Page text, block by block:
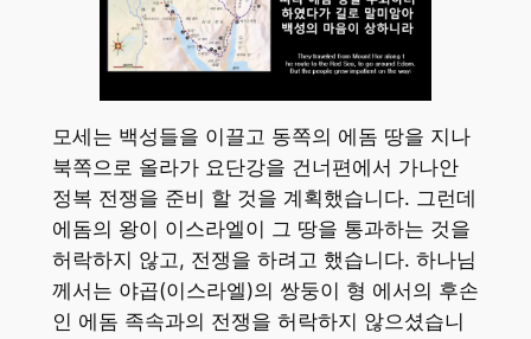
모세는 백성들을 이끌고 동쪽의 에돔 땅을 지나
북쪽으로 올라가 요단강을 건너편에서 가나안
정복 전쟁을 준비 할 것을 계획했습니다. 그런데
에돔의 왕이 이스라엘이 그 땅을 통과하는 것을
허락하지 않고, 전쟁을 하려고 했습니다. 하나님
께서는 야곱(이스라엘)의 쌍둥이 형 에서의 후손
인 에돔 족속과의 전쟁을 허락하지 않으셨습니